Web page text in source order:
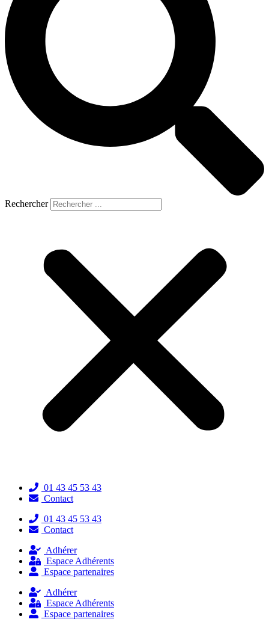
Rechercher
01 43 45 53 43
Contact
01 43 45 53 43
Contact
Adhérer
Espace Adhérents
Espace partenaires
Adhérer
Espace Adhérents
Espace partenaires